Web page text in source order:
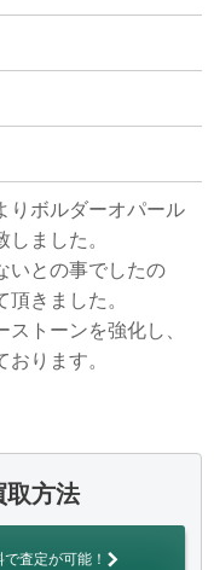
りボルダーオパール
ました。
いとの事でしたの
きました。
トーンを強化し、
ります。
取方法
査定が可能！